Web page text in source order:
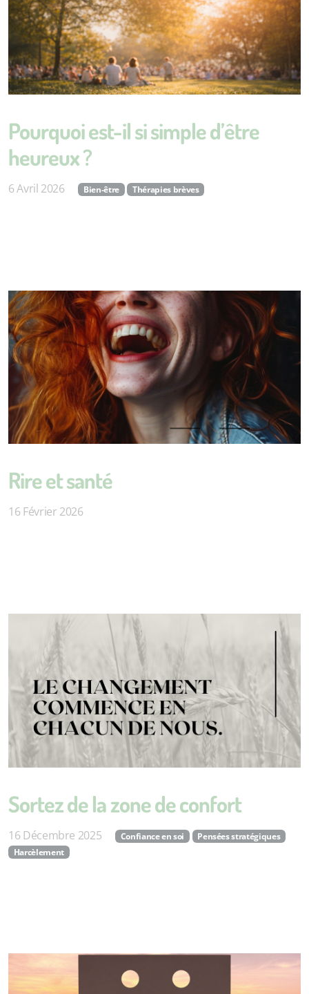
Pourquoi est-il si simple d’être
heureux ?
6 Avril 2026 Bien-être Thérapies brèves
Rire et santé
16 Février 2026
Sortez de la zone de confort
16 Décembre 2025 Confiance en soi
Pensées stratégiques
Harcèlement